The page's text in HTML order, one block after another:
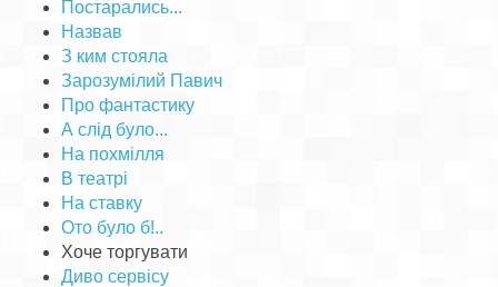
Постарались...
Назвав
З ким стояла
Зарозумілий Павич
Про фантастику
А слід було...
На похмілля
В театрі
На ставку
Ото було б!..
Хоче торгувати
Диво сервісу